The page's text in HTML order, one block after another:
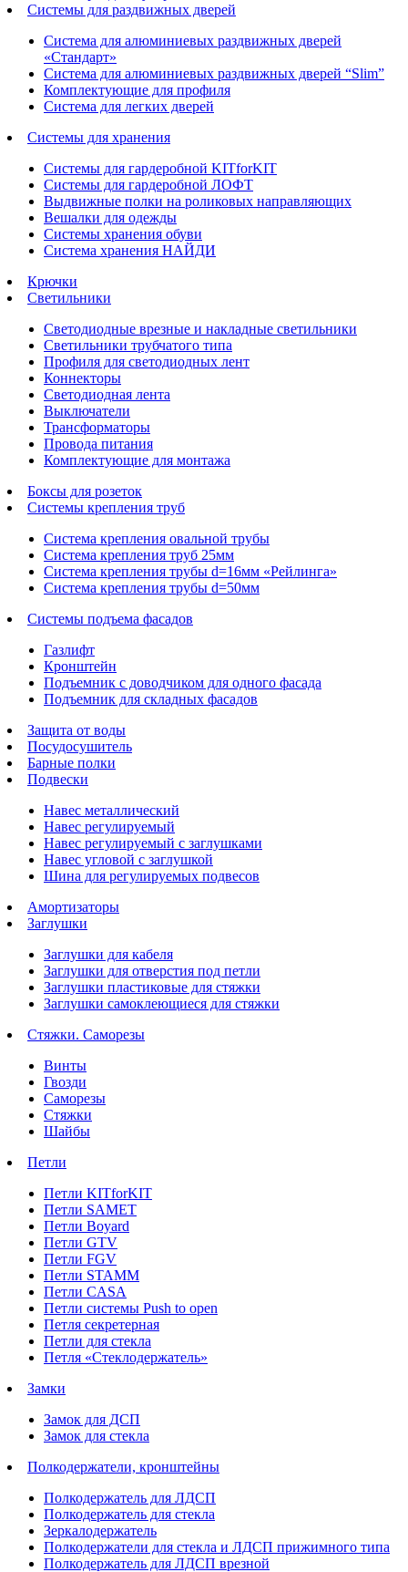
Системы для раздвижных дверей
Система для алюминиевых раздвижных дверей
«Стандарт»
Система для алюминиевых раздвижных дверей “Slim”
Комплектующие для профиля
Система для легких дверей
Системы для хранения
Системы для гардеробной KITforKIT
Системы для гардеробной ЛОФТ
Выдвижные полки на роликовых направляющих
Вешалки для одежды
Системы хранения обуви
Система хранения НАЙДИ
Крючки
Светильники
Светодиодные врезные и накладные светильники
Светильники трубчатого типа
Профиля для светодиодных лент
Коннекторы
Светодиодная лента
Выключатели
Трансформаторы
Провода питания
Комплектующие для монтажа
Боксы для розеток
Системы крепления труб
Система крепления овальной трубы
Система крепления труб 25мм
Система крепления трубы d=16мм «Рейлинга»
Система крепления трубы d=50мм
Системы подъема фасадов
Газлифт
Кронштейн
Подъемник с доводчиком для одного фасада
Подъемник для складных фасадов
Защита от воды
Посудосушитель
Барные полки
Подвески
Навес металлический
Навес регулируемый
Навес регулируемый с заглушками
Навес угловой с заглушкой
Шина для регулируемых подвесов
Амортизаторы
Заглушки
Заглушки для кабеля
Заглушки для отверстия под петли
Заглушки пластиковые для стяжки
Заглушки самоклеющиеся для стяжки
Стяжки. Саморезы
Винты
Гвозди
Саморезы
Стяжки
Шайбы
Петли
Петли KITforKIT
Петли SAMET
Петли Boyard
Петли GTV
Петли FGV
Петли STAMM
Петли CASA
Петли системы Push to open
Петля секретерная
Петли для стекла
Петля «Стеклодержатель»
Замки
Замок для ДСП
Замок для стекла
Полкодержатели, кронштейны
Полкодержатель для ЛДСП
Полкодержатель для стекла
Зеркалодержатель
Полкодержатели для стекла и ЛДСП прижимного типа
Полкодержатель для ЛДСП врезной